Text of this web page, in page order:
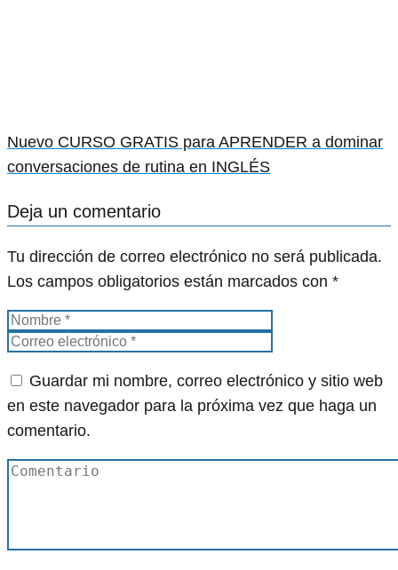
Nuevo CURSO GRATIS para APRENDER a dominar
conversaciones de rutina en INGLÉS
Deja un comentario
Tu dirección de correo electrónico no será publicada.
Los campos obligatorios están marcados con *
Guardar mi nombre, correo electrónico y sitio web
en este navegador para la próxima vez que haga un
comentario.